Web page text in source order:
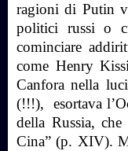
ragioni di Putin
politici russi o
cominciare
come Henry
Canfora nella
(!!!),
esortava
della Russia, che
Cina” (p. XIV).